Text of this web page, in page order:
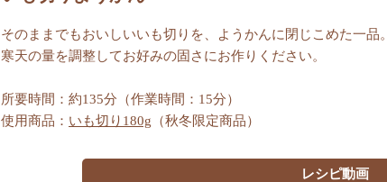
そのままでもおいしいいも切りを、ようかんに閉じこめた一品。
寒天の量を調整してお好みの固さにお作りください。
所要時間：約135分（作業時間：15分）
使用商品： いも切り180g （秋冬限定商品）
レシピ動画